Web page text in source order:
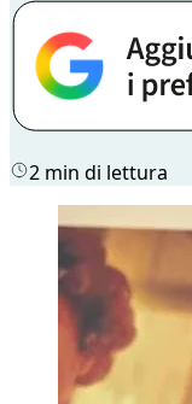
2 min di lettura